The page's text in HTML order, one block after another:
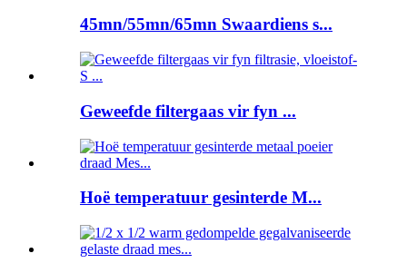
45mn/55mn/65mn Swaardiens s...
Geweefde filtergaas vir fyn ...
Hoë temperatuur gesinterde M...